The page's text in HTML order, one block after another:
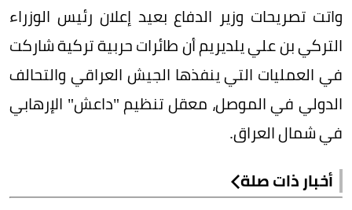
واتت تصريحات وزير الدفاع بعيد إعلان رئيس الوزراء
التركي بن علي يلديريم أن طائرات حربية تركية شاركت
في العمليات التي ينفذها الجيش العراقي والتحالف
الدولي في الموصل، معقل تنظيم "داعش" الإرهابي
في شمال العراق.
أخبار ذات صلة